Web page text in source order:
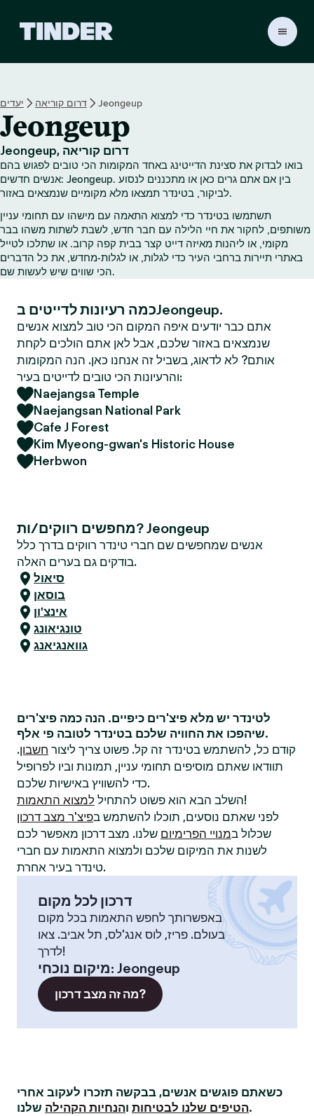
ת
ש
ל
ט
י
נ
ד
יעדים דרום קוריאה Jeongeup
Jeongeup
Jeongeup, דרום קוריאה
בואו לבדוק את סצינת הדייטינג באחד המקומות הכי טובים לפגוש בהם
אנשים חדשים: Jeongeup. בין אם אתם גרים כאן או מתכננים לנסוע
לביקור, בטינדר תמצאו מלא מקומיים שנמצאים באזור.
תשתמשו בטינדר כדי למצוא התאמה עם מישהו עם תחומי עניין
משותפים, לחקור את חיי הלילה עם חבר חדש, לשבת לשתות משהו בבר
מקומי, או ליהנות מאיזה דייט קצר בבית קפה קרוב. או שתלכו לטייל
באתרי תיירות ברחבי העיר כדי לגלות, או לגלות‑מחדש, את כל הדברים
הכי שווים שיש לעשות שם.
כמה רעיונות לדייטים בJeongeup.
אתם כבר יודעים איפה המקום הכי טוב למצוא אנשים
שנמצאים באזור שלכם, אבל לאן אתם הולכים לקחת
אותם? לא לדאוג, בשביל זה אנחנו כאן. הנה המקומות
והרעיונות הכי טובים לדייטים בעיר:
Naejangsa Temple
Naejangsan National Park
Cafe J Forest
Kim Myeong-gwan's Historic House
Herbwon
מחפשים רווקים/ות? Jeongeup
אנשים שמחפשים שם חברי טינדר רווקים בדרך כלל
בודקים גם בערים האלה.
סיאול
בוסאן
אינצ'ון
טונגיאונג
גוואנגיאנג
לטינדר יש מלא פיצ'רים כיפיים. הנה כמה פיצ'רים
שיהפכו את החוויה שלכם בטינדר לטובה פי אלף.
קודם כל, להשתמש בטינדר זה קל. פשוט צריך ליצור חשבון.
תוודאו שאתם מוסיפים תחומי עניין, תמונות וביו לפרופיל
כדי להשוויץ באישיות שלכם.
השלב הבא הוא פשוט להתחיל למצוא התאמות
!
לפני שאתם נוסעים, תוכלו להשתמש בפיצ'ר מצב דרכון
שכלול במנויי הפרימיום שלנו. מצב דרכון מאפשר לכם
לשנות את המיקום שלכם ולמצוא התאמות עם חברי
טינדר בעיר אחרת.
דרכון לכל מקום
באפשרותך לחפש התאמות בכל מקום
בעולם. פריז, לוס אנג'לס, תל אביב. צאו
לדרך!
מיקום נוכחי: Jeongeup
מה זה מצב דרכון?
כשאתם פוגשים אנשים, בבקשה תזכרו לעקוב אחרי
הטיפים שלנו לבטיחות והנחיות הקהילה
שלנו.